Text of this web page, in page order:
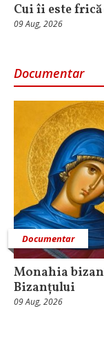
Cui îi este
09 Aug, 2026
Documentar
Documentar
Monahia
Bizanțului
09 Aug, 2026